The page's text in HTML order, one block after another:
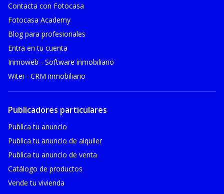
Contacta con Fotocasa
Fotocasa Academy
Blog para profesionales
Entra en tu cuenta
Inmoweb - Software inmobiliario
Witei - CRM inmobiliario
Publicadores particulares
Publica tu anuncio
Publica tu anuncio de alquiler
Publica tu anuncio de venta
Catálogo de productos
Vende tu vivienda